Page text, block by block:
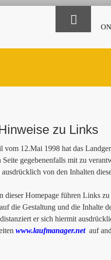
zu Links
vom 12.Mai 1998 hat das
Seite gegebenenfalls mit zu
ausdrücklich von den Inhalten
dieser Homepage führen Links
die Gestaltung und die Inhalte
er sich hiermit
www.laufmanager.net auf